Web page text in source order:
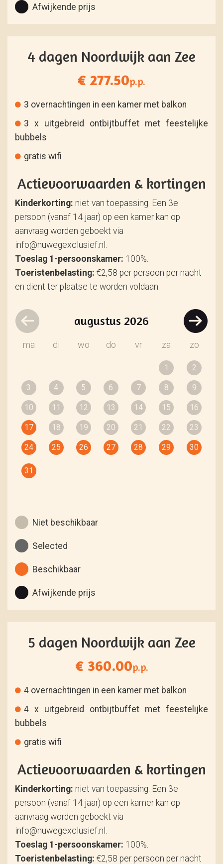
Afwijkende prijs
4 dagen Noordwijk aan Zee
€ 277.50p.p.
3 overnachtingen in een kamer met balkon
3 x uitgebreid ontbijtbuffet met feestelijke
bubbels
gratis wifi
Actievoorwaarden & kortingen
Kinderkorting: niet van toepassing. Een 3e
persoon (vanaf 14 jaar) op een kamer kan op
aanvraag worden geboekt via
info@nuwegexclusief.nl.
Toeslag 1-persoonskamer: 100%.
Toeristenbelasting: €2,58 per persoon per nacht
en dient ter plaatse te worden voldaan.
augustus 2026
ma di wo do vr za zo
1 2
3 4 5 6 7 8 9
10 11 12 13 14 15 16
17 18 19 20 21 22 23
24 25 26 27 28 29 30
31
Niet beschikbaar
Selected
Beschikbaar
Afwijkende prijs
5 dagen Noordwijk aan Zee
€ 360.00p.p.
4 overnachtingen in een kamer met balkon
4 x uitgebreid ontbijtbuffet met feestelijke
bubbels
gratis wifi
Actievoorwaarden & kortingen
Kinderkorting: niet van toepassing. Een 3e
persoon (vanaf 14 jaar) op een kamer kan op
aanvraag worden geboekt via
info@nuwegexclusief.nl.
Toeslag 1-persoonskamer: 100%.
Toeristenbelasting: €2,58 per persoon per nacht